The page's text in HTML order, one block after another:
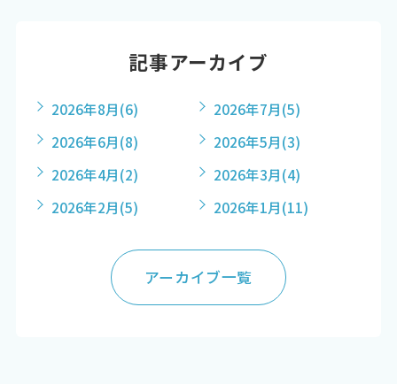
記事アーカイブ
2026年8月(6) 2026年7月(5)
2026年6月(8) 2026年5月(3)
2026年4月(2) 2026年3月(4)
2026年2月(5) 2026年1月(11)
アーカイブ一覧